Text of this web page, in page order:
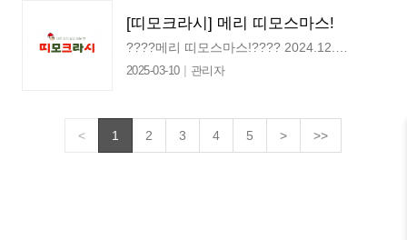
[띠모크라시] 메리 띠모스마스!
2025-03-10| 관리자
< 1 2 3 4 5 > >>